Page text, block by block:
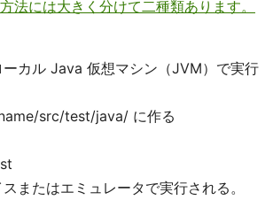
法には大きく分けて二種類あります。
ーカル Java 仮想マシン（JVM）で実行
src/test/java/ に作る
またはエミュレータで実行される。